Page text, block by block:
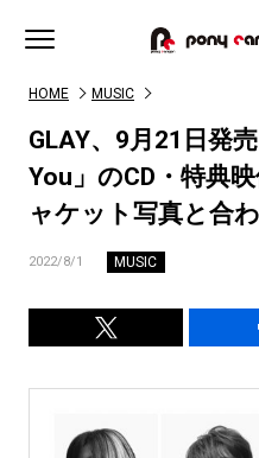
HOME MUSIC
GLAY、9月21日発
You」のCD・特典
ャケット写真と合
2022/8/1 MUSIC